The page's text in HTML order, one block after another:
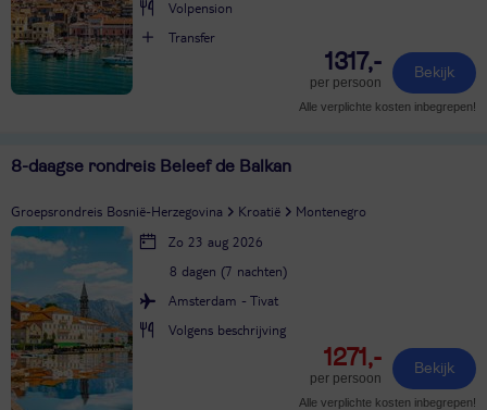
Volpension
Transfer
1317,-
per persoon
Bekijk
Alle verplichte kosten inbegrepen!
8-daagse rondreis Beleef de Balkan
Groepsrondreis Bosnië-Herzegovina Kroatië
Montenegro
Zo 23 aug 2026
8 dagen (7 nachten)
Amsterdam - Tivat
Volgens beschrijving
1271,-
per persoon
Bekijk
Alle verplichte kosten inbegrepen!